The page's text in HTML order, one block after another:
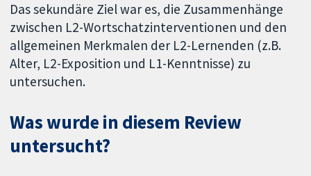
Das sekundäre Ziel war es, die Zusammenhänge
zwischen L2-Wortschatzinterventionen und den
allgemeinen Merkmalen der L2-Lernenden (z.B.
Alter, L2-Exposition und L1-Kenntnisse) zu
untersuchen.
Was wurde in diesem Review
untersucht?